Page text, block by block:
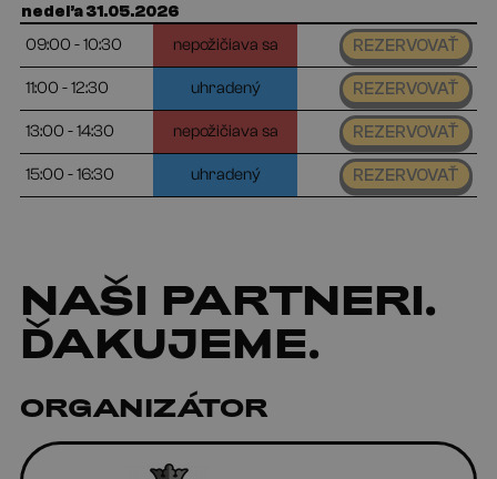
nedeľa 31.05.2026
09:00 - 10:30
nepožičiava sa REZERVOVAŤ
11:00 - 12:30 uhradený REZERVOVAŤ
13:00 - 14:30 nepožičiava sa REZERVOVAŤ
15:00 - 16:30 uhradený REZERVOVAŤ
NAŠI PARTNERI.
ĎAKUJEME.
ORGANIZÁTOR